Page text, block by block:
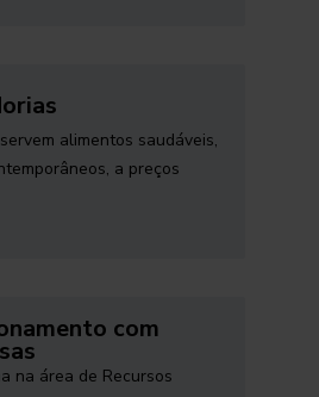
alimentos saudáveis,
a preços
com
na área de Recursos